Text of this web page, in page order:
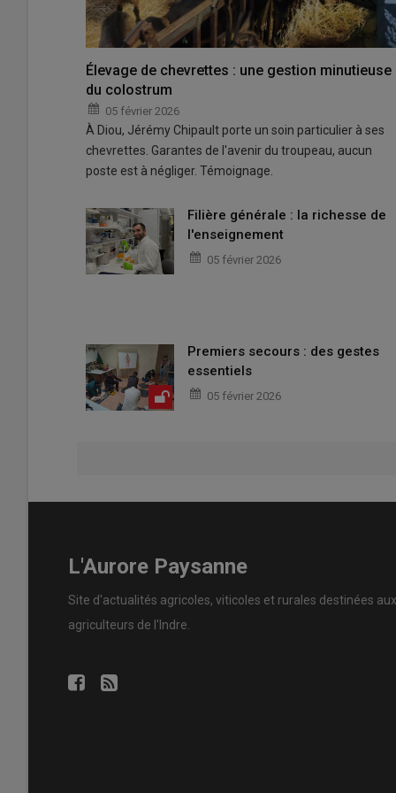
Élevage de chevrettes : une gestion minutieuse
du colostrum
05 février 2026
À Diou, Jérémy Chipault porte un soin particulier à ses
chevrettes. Garantes de l'avenir du troupeau, aucun
poste est à négliger. Témoignage.
Filière générale : la richesse de
l'enseignement
05 février 2026
Premiers secours : des gestes
essentiels
05 février 2026
L'Aurore Paysanne
Site d'actualités agricoles, viticoles et rurales destinées aux
agriculteurs de l'Indre.